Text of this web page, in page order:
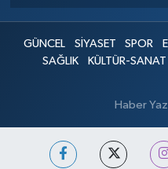
GÜNCEL SİYASET SPOR
SAĞLIK
KÜLTÜR-SANAT
Haber